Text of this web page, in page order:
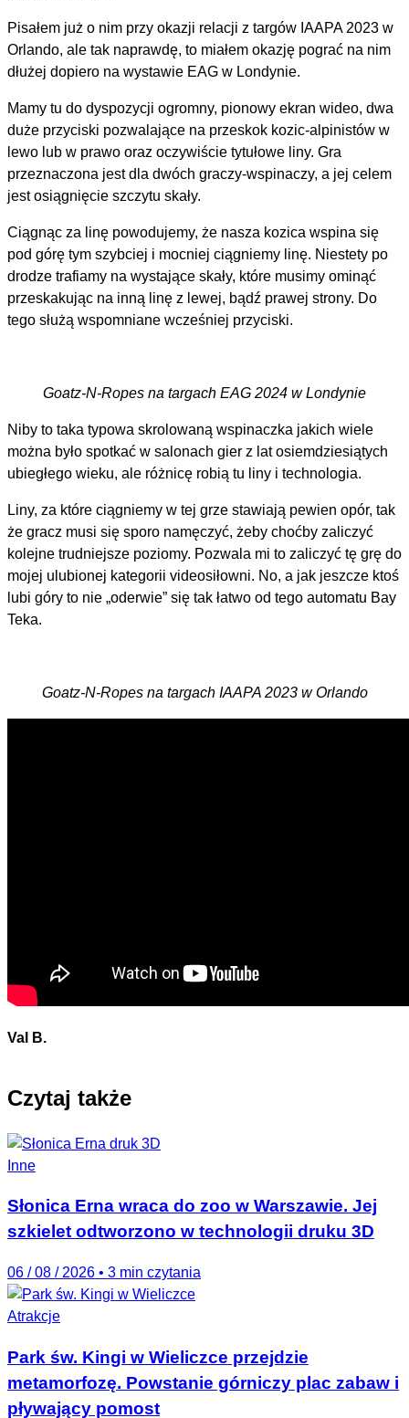
Pisałem już o nim przy okazji relacji z targów IAAPA 2023 w
Orlando, ale tak naprawdę, to miałem okazję pograć na nim
dłużej dopiero na wystawie EAG w Londynie.
Mamy tu do dyspozycji ogromny, pionowy ekran wideo, dwa
duże przyciski pozwalające na przeskok kozic-alpinistów w
lewo lub w prawo oraz oczywiście tytułowe liny. Gra
przeznaczona jest dla dwóch graczy-wspinaczy, a jej celem
jest osiągnięcie szczytu skały.
Ciągnąc za linę powodujemy, że nasza kozica wspina się
pod górę tym szybciej i mocniej ciągniemy linę. Niestety po
drodze trafiamy na wystające skały, które musimy ominąć
przeskakując na inną linę z lewej, bądź prawej strony. Do
tego służą wspomniane wcześniej przyciski.
Goatz-N-Ropes na targach EAG 2024 w Londynie
Niby to taka typowa skrolowaną wspinaczka jakich wiele
można było spotkać w salonach gier z lat osiemdziesiątych
ubiegłego wieku, ale różnicę robią tu liny i technologia.
Liny, za które ciągniemy w tej grze stawiają pewien opór, tak
że gracz musi się sporo namęczyć, żeby choćby zaliczyć
kolejne trudniejsze poziomy. Pozwala mi to zaliczyć tę grę do
mojej ulubionej kategorii videosiłowni. No, a jak jeszcze ktoś
lubi góry to nie „oderwie” się tak łatwo od tego automatu Bay
Teka.
Goatz-N-Ropes na targach IAAPA 2023 w Orlando
Val B.
Czytaj także
Inne
Słonica Erna wraca do zoo w Warszawie. Jej
szkielet odtworzono w technologii druku 3D
06 / 08 / 2026 • 3 min czytania
Atrakcje
Park św. Kingi w Wieliczce przejdzie
metamorfozę. Powstanie górniczy plac zabaw i
pływający pomost